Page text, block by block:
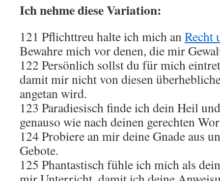
Ich nehme diese Variation:
121 Pflichttreu halte ich mich anRecht
Bewahre mich vor denen, die mir
122 Persönlich sollst du für mich
damit mir nicht von diesen
angetan wird.
123 Paradiesisch finde ich dein Heil
genauso wie nach deinen gerechten
124 Probiere an mir deine Gnade aus
Gebote.
125 Phantastisch fühle ich mich als